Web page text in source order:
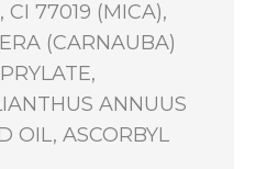
CI 77019 (MICA),
(CARNAUBA)
ANNUUS
OIL, ASCORBYL